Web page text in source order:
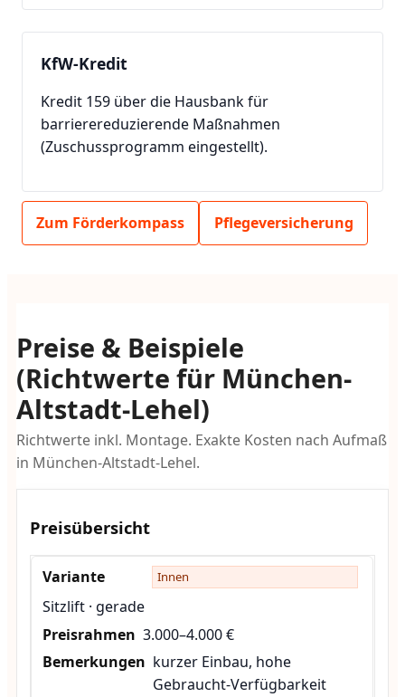
KfW-Kredit
Kredit 159 über die Hausbank für
barrierereduzierende Maßnahmen
(Zuschussprogramm eingestellt).
Zum Förderkompass Pflegeversicherung
Preise & Beispiele
(Richtwerte für München-
Altstadt-Lehel)
Richtwerte inkl. Montage. Exakte Kosten nach Aufmaß
in München-Altstadt-Lehel.
Preisübersicht
Innen
Sitzlift · gerade
3.000–4.000 €
kurzer Einbau, hohe
Gebraucht-Verfügbarkeit